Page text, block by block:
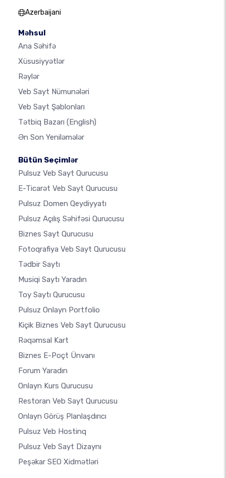
Azerbaijani
Məhsul
Ana Səhifə
Xüsusiyyətlər
Rəylər
Veb Sayt Nümunələri
Veb Sayt Şablonları
Tətbiq Bazarı (English)
Ən Son Yeniləmələr
Bütün Seçimlər
Pulsuz Veb Sayt Qurucusu
E-Ticarət Veb Sayt Qurucusu
Pulsuz Domen Qeydiyyatı
Pulsuz Açılış Səhifəsi Qurucusu
Biznes Sayt Qurucusu
Fotoqrafiya Veb Sayt Qurucusu
Tədbir Saytı
Musiqi Saytı Yaradın
Toy Saytı Qurucusu
Pulsuz Onlayn Portfolio
Kiçik Biznes Veb Sayt Qurucusu
Rəqəmsal Kart
Biznes E-Poçt Ünvanı
Forum Yaradın
Onlayn Kurs Qurucusu
Restoran Veb Sayt Qurucusu
Onlayn Görüş Planlaşdırıcı
Pulsuz Veb Hostinq
Pulsuz Veb Sayt Dizaynı
Peşəkar SEO Xidmətləri